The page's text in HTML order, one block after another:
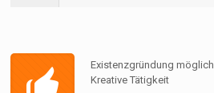
Existenzgründung möglich
Kreative Tätigkeit